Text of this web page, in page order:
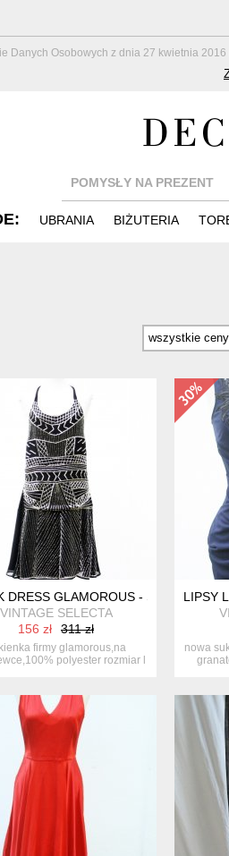
Danych Osobowych z dnia 27 kwietnia
POMYSŁY NA PREZENT
UBRANIA BIŻUTERIA
DRESS GLAMOROUS - SUKIENKA
VINTAGE SELECTA
156 zł
311 zł
firmy glamorous,na
polyester rozmiar l
LIPSY
nowa